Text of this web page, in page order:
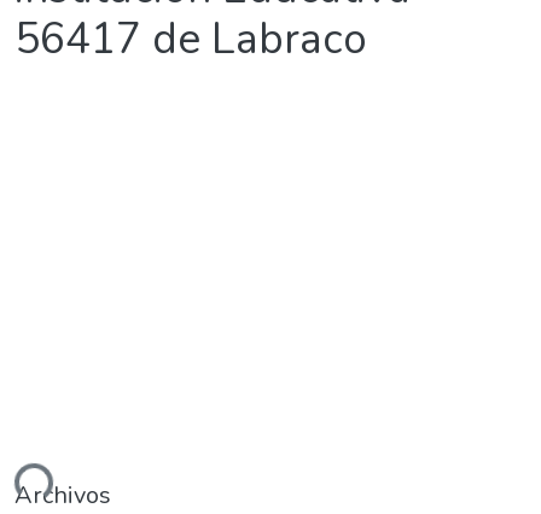
56417 de Labraco
Archivos